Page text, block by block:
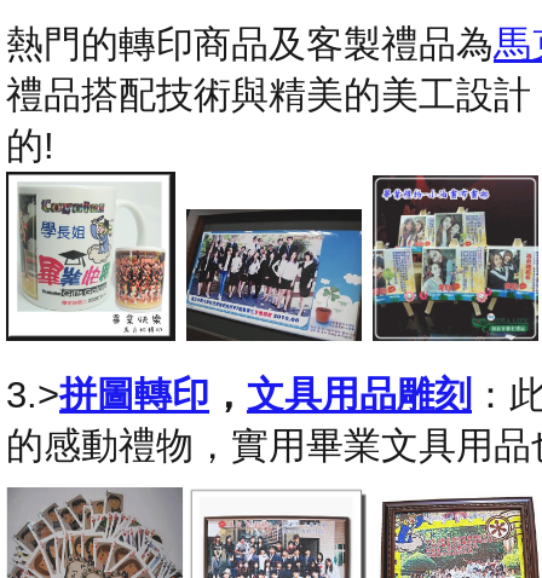
熱門的轉印商品及客製禮品為馬
禮品搭配技術與精美的美工設
的!
3.>拼圖轉印 ， 文具用品雕刻 ：
的感動禮物，實用畢業文具用